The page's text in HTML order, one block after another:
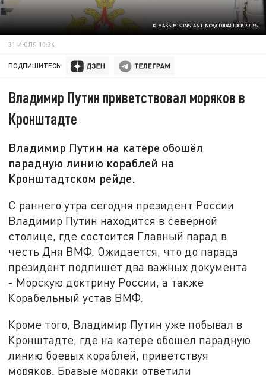
© MAKSIM KONSTANTINOV/GLOBALLOOKPRESS
31 ИЮЛЯ 10:34
ПОДПИШИТЕСЬ:
Владимир Путин приветствовал моряков в
Кронштадте
Владимир Путин на катере обошёл
парадную линию кораблей на
Кронштадтском рейде.
С раннего утра сегодня президент России
Владимир Путин находится в северной
столице, где состоится Главный парад в
честь Дня ВМФ. Ожидается, что до парада
президент подпишет два важных документа
- Морскую доктрину России, а также
Корабельный устав ВМФ.
Кроме того, Владимир Путин уже побывал в
Кронштадте, где на катере обошел парадную
линию боевых кораблей, приветствуя
моряков. Бравые моряки ответили